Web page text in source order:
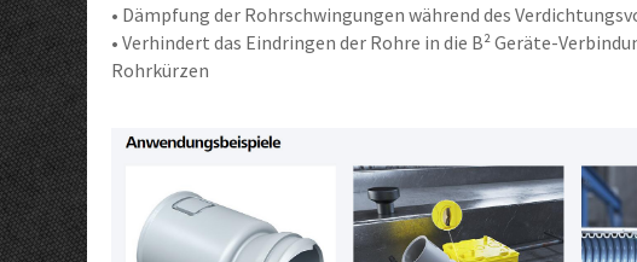
• Dämpfung der Rohrschwingungen während des
• Verhindert das Eindringen der Rohre in die B² Geräte-
Rohrkürzen